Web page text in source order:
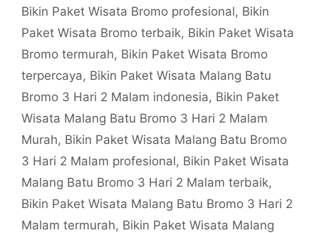
Bikin Paket Wisata Bromo profesional, Bikin
Paket Wisata Bromo terbaik, Bikin Paket Wisata
Bromo termurah, Bikin Paket Wisata Bromo
terpercaya, Bikin Paket Wisata Malang Batu
Bromo 3 Hari 2 Malam indonesia, Bikin Paket
Wisata Malang Batu Bromo 3 Hari 2 Malam
Murah, Bikin Paket Wisata Malang Batu Bromo
3 Hari 2 Malam profesional, Bikin Paket Wisata
Malang Batu Bromo 3 Hari 2 Malam terbaik,
Bikin Paket Wisata Malang Batu Bromo 3 Hari 2
Malam termurah, Bikin Paket Wisata Malang